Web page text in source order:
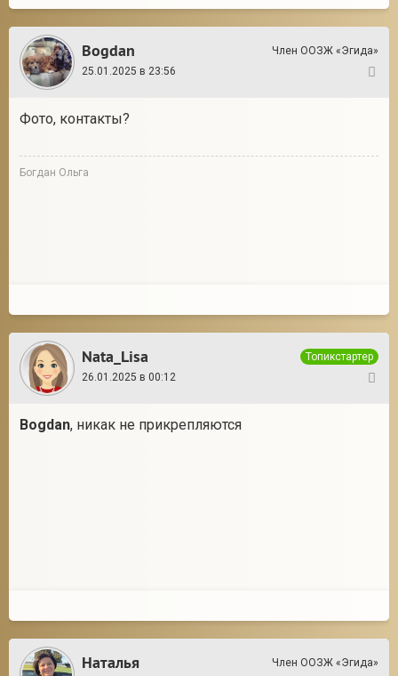
Bogdan
Член ООЗЖ «Эгида»
25.01.2025 в 23:56
Фото, контакты?
Богдан Ольга
Nata_Lisa
Топикстартер
26.01.2025 в 00:12
Bogdan, никак не прикрепляются
Наталья
Член ООЗЖ «Эгида»